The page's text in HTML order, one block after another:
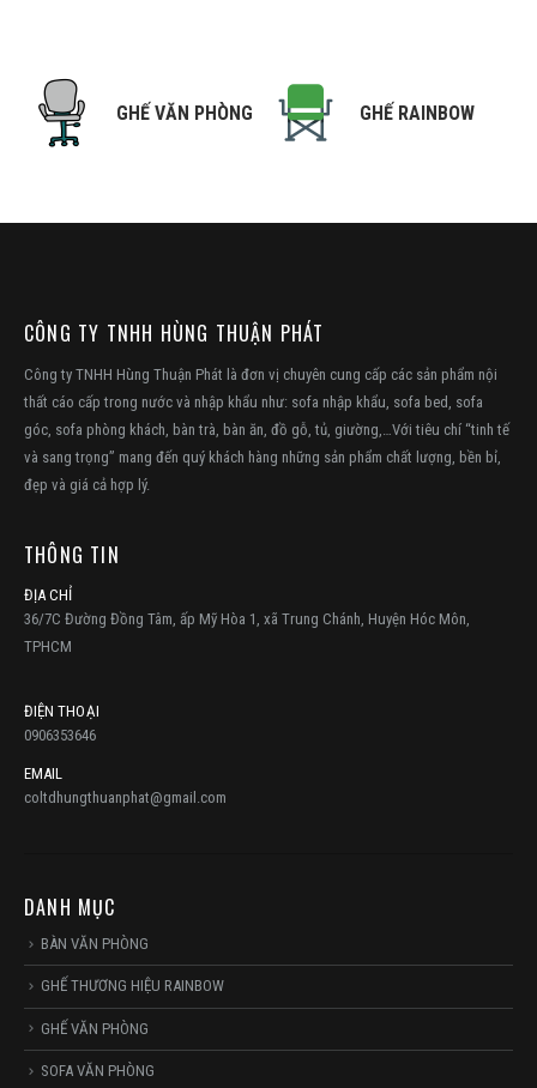
GHẾ VĂN PHÒNG GHẾ RAINBOW
CÔNG TY TNHH HÙNG THUẬN PHÁT
Công ty TNHH Hùng Thuận Phát là đơn vị chuyên cung cấp các sản phẩm nội
thất cáo cấp trong nước và nhập khẩu như: sofa nhập khẩu, sofa bed, sofa
góc, sofa phòng khách, bàn trà, bàn ăn, đồ gỗ, tủ, giường,…Với tiêu chí “tinh tế
và sang trọng” mang đến quý khách hàng những sản phẩm chất lượng, bền bỉ,
đẹp và giá cả hợp lý.
THÔNG TIN
ĐỊA CHỈ
36/7C Đường Đồng Tâm, ấp Mỹ Hòa 1, xã Trung Chánh, Huyện Hóc Môn,
TPHCM
ĐIỆN THOẠI
0906353646
EMAIL
coltdhungthuanphat@gmail.com
DANH MỤC
BÀN VĂN PHÒNG
GHẾ THƯƠNG HIỆU RAINBOW
GHẾ VĂN PHÒNG
SOFA VĂN PHÒNG